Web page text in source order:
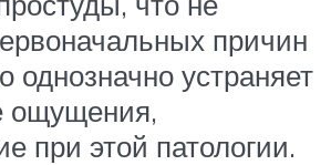
причин
однозначно устраняет
ощущения,
при этой патологии.